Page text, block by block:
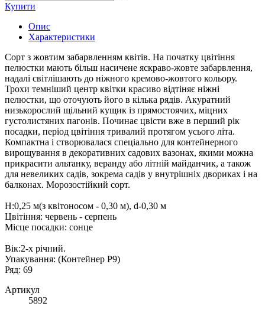
Купити
Опис
Характеристики
Сорт з жовтим забарвленням квітів. На початку цвітіння
пелюстки мають більш насичене яскраво-жовте забарвлення,
надалі світлішають до ніжного кремово-жовтого кольору.
Трохи темніший центр квітки красиво відтіняє ніжні
пелюстки, що оточують його в кілька рядів. Акуратний
низькорослий щільний кущик із прямостоячих, міцних
густолистяних пагонів. Починає цвісти вже в перший рік
посадки, період цвітіння тривалий протягом усього літа.
Компактна і створювалася спеціально для контейнерного
вирощування в декоративних садових вазонах, якими можна
прикрасити альтанку, веранду або літній майданчик, а також
для невеликих садів, зокрема садів у внутрішніх двориках і на
балконах. Морозостійкий сорт.
Н:0,25 м(з квітоносом - 0,30 м), d-0,30 м
Цвітіння: червень - серпень
Місце посадки: сонце
Вік:2-х річний.
Упакування: (Контейнер Р9)
Ряд: 69
Артикул
5892